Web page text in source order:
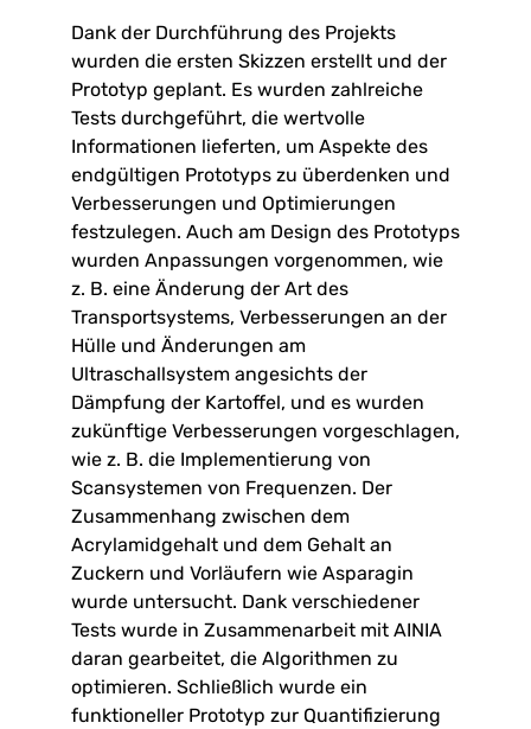
Dank der Durchführung des Projekts
wurden die ersten Skizzen erstellt und der
Prototyp geplant. Es wurden zahlreiche
Tests durchgeführt, die wertvolle
Informationen lieferten, um Aspekte des
endgültigen Prototyps zu überdenken und
Verbesserungen und Optimierungen
festzulegen. Auch am Design des Prototyps
wurden Anpassungen vorgenommen, wie
z. B. eine Änderung der Art des
Transportsystems, Verbesserungen an der
Hülle und Änderungen am
Ultraschallsystem angesichts der
Dämpfung der Kartoffel, und es wurden
zukünftige Verbesserungen vorgeschlagen,
wie z. B. die Implementierung von
Scansystemen von Frequenzen. Der
Zusammenhang zwischen dem
Acrylamidgehalt und dem Gehalt an
Zuckern und Vorläufern wie Asparagin
wurde untersucht. Dank verschiedener
Tests wurde in Zusammenarbeit mit AINIA
daran gearbeitet, die Algorithmen zu
optimieren. Schließlich wurde ein
funktioneller Prototyp zur Quantifizierung